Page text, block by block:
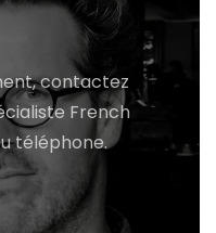
contactez
French
téléphone.
:
73